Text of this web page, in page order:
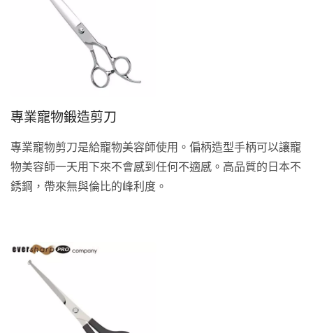
專業寵物鍛造剪刀
專業寵物剪刀是給寵物美容師使用。偏柄造型手柄可以讓寵
物美容師一天用下來不會感到任何不適感。高品質的日本不
銹鋼，帶來無與倫比的峰利度。